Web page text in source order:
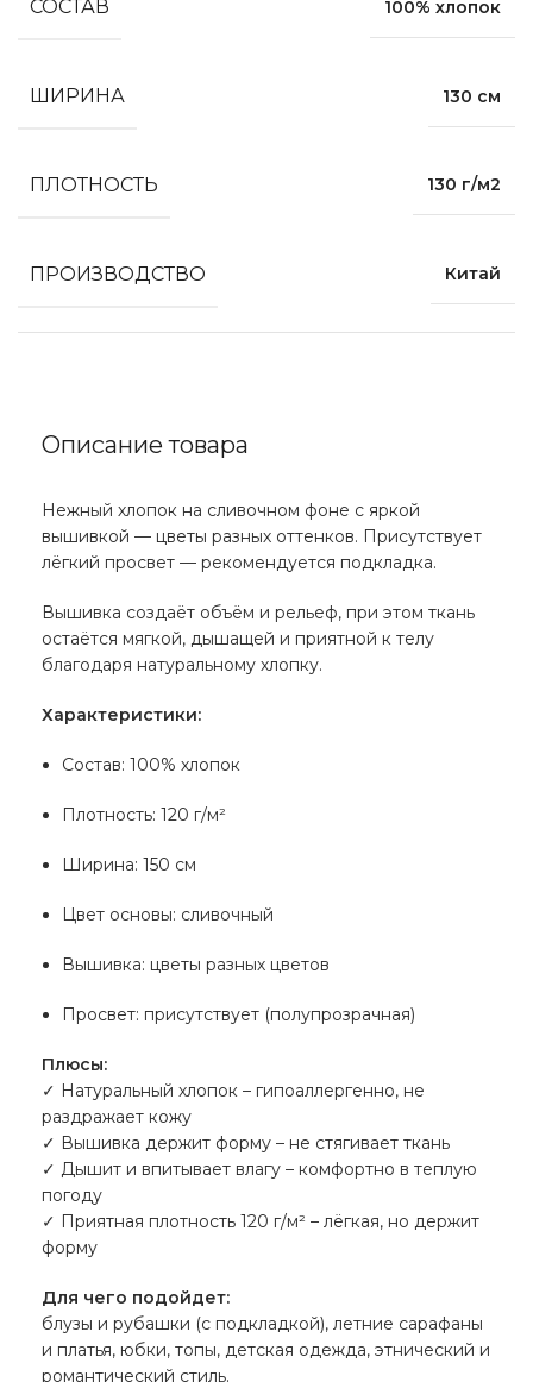
Описание товара
Нежный хлопок на сливочном фоне с яркой
вышивкой — цветы разных оттенков. Присутствует
лёгкий просвет — рекомендуется подкладка.
Вышивка создаёт объём и рельеф, при этом ткань
остаётся мягкой, дышащей и приятной к телу
благодаря натуральному хлопку.
Характеристики:
Состав: 100% хлопок
Плотность: 120 г/м²
Ширина: 150 см
Цвет основы: сливочный
Вышивка: цветы разных цветов
Просвет: присутствует (полупрозрачная)
Плюсы:
✓ Натуральный хлопок – гипоаллергенно, не
раздражает кожу
✓ Вышивка держит форму – не стягивает ткань
✓ Дышит и впитывает влагу – комфортно в теплую
погоду
✓ Приятная плотность 120 г/м² – лёгкая, но держит
форму
Для чего подойдет:
блузы и рубашки (с подкладкой), летние сарафаны
и платья, юбки, топы, детская одежда, этнический и
романтический стиль.
СОСТАВ 100% хлопок
ШИРИНА 130 см
ПЛОТНОСТЬ 130 г/м2
ПРОИЗВОДСТВО Китай